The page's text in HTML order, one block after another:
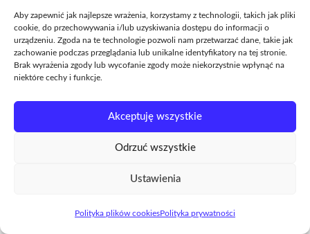
Aby zapewnić jak najlepsze wrażenia, korzystamy z technologii, takich jak pliki
cookie, do przechowywania i/lub uzyskiwania dostępu do informacji o
urządzeniu. Zgoda na te technologie pozwoli nam przetwarzać dane, takie jak
zachowanie podczas przeglądania lub unikalne identyfikatory na tej stronie.
Brak wyrażenia zgody lub wycofanie zgody może niekorzystnie wpłynąć na
niektóre cechy i funkcje.
Akceptuję wszystkie
Odrzuć wszystkie
Ustawienia
Polityka plików cookiesPolityka prywatności
Skóra może być jasna, beżowa, beżowo-miodowa,
a nawet oliwkowa.
Osoby o typie urody jesień bardzo często mają
piegi, ale równie dobrze mogą ich nie mieć.
Łączy je jednak ciepły odcień.